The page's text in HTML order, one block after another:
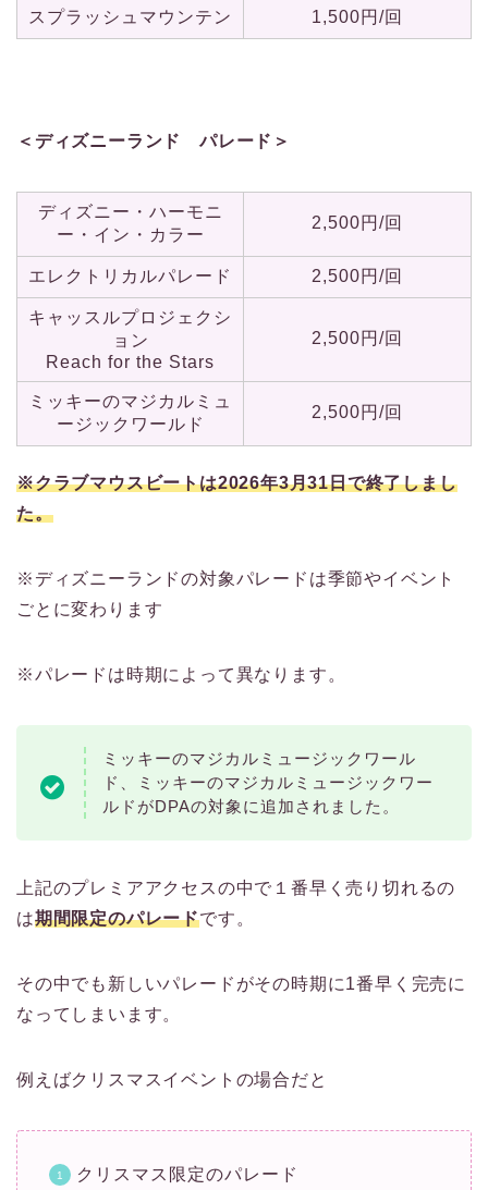
スプラッシュマウンテン 1,500円/回
＜ディズニーランド パレード＞
ディズニー・ハーモニ
ー・イン・カラー
2,500円/回
エレクトリカルパレード 2,500円/回
キャッスルプロジェクシ
ョン
Reach for the Stars
2,500円/回
ミッキーのマジカルミュ
ージックワールド
2,500円/回
※クラブマウスビートは2026年3月31日で終了しまし
た。
※ディズニーランドの対象パレードは季節やイベント
ごとに変わります
※パレードは時期によって異なります。
ミッキーのマジカルミュージックワール
ド、ミッキーのマジカルミュージックワー
ルドがDPAの対象に追加されました。
上記のプレミアアクセスの中で１番早く売り切れるの
は期間限定のパレードです。
その中でも新しいパレードがその時期に1番早く完売に
なってしまいます。
例えばクリスマスイベントの場合だと
クリスマス限定のパレード